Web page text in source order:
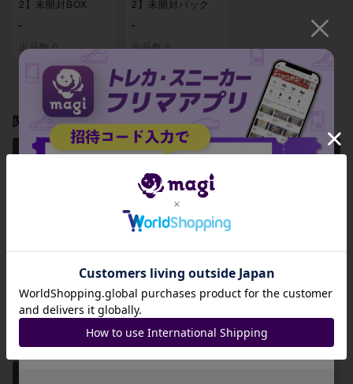
2】未開封BOX
-
出品数 0
2】未開封パック
-
出品数 0
関連製品
【PSA10】ポート
ガス・D・エース
(パラレル) P-SR O
P02-013
¥ 29,800 ~
【PSA10】マスク
ド・デュース(パラ
レル) P-R OP02-0
17
¥ 9,000 ~
出品数 3
【PSA10】光月お
SR OP02-030
-
出品数 0
招待コード
JA9XS8
コピーする